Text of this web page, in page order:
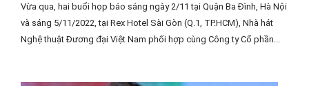
Vừa qua, hai buổi họp báo sáng ngày 2/11 tại Quận Ba Đình, Hà Nội
và sáng 5/11/2022, tại Rex Hotel Sài Gòn (Q.1, TP.HCM), Nhà hát
Nghệ thuật Đương đại Việt Nam phối hợp cùng Công ty Cổ phần...